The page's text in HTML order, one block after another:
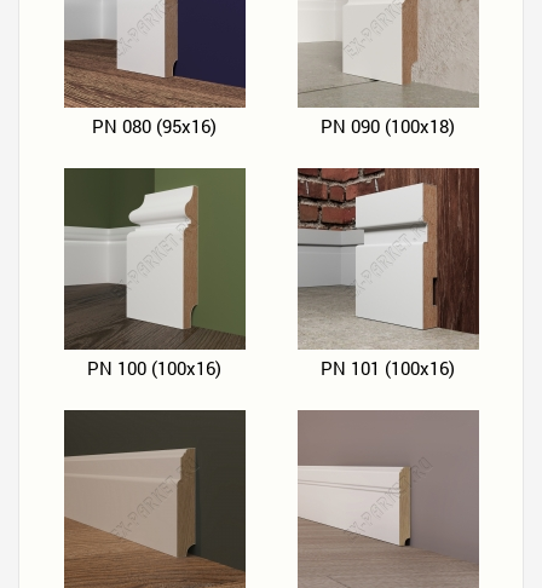
PN 080 (95х16) PN 090 (100х18)
PN 100 (100х16) PN 101 (100х16)